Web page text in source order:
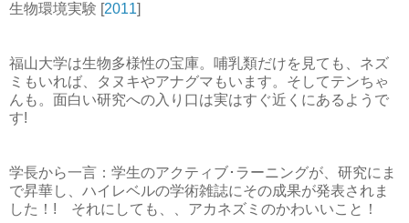
生物環境実験 [2011]
福山大学は生物多様性の宝庫。哺乳類だけを見ても、ネズ
ミもいれば、タヌキやアナグマもいます。そしてテンちゃ
んも。面白い研究への入り口は実はすぐ近くにあるようで
す!
学長から一言：学生のアクティブ･ラーニングが、研究にま
で昇華し、ハイレベルの学術雑誌にその成果が発表されま
した！! それにしても、、アカネズミのかわいいこと！